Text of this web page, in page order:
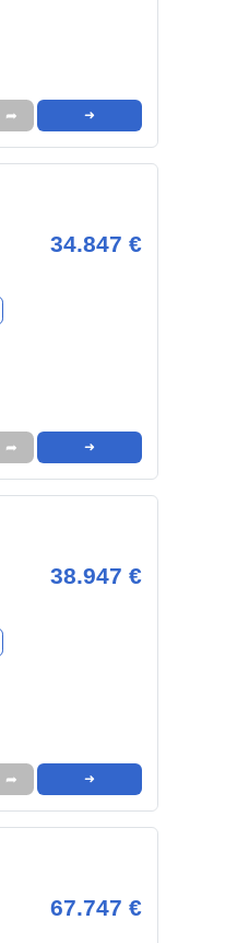
➦ ➜
34.847 €
➦ ➜
38.947 €
➦ ➜
67.747 €